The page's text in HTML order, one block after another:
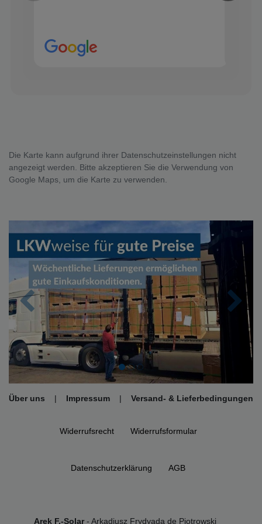
Die Karte kann aufgrund ihrer Datenschutzeinstellungen nicht
angezeigt werden. Bitte akzeptieren Sie die Verwendung von
Google Maps, um die Karte zu verwenden.
Zurück
Über uns | Impressum | Versand- & Lieferbedingungen
Widerrufs­recht Widerrufs­formular
Daten­schutz­erklärung AGB
Arek F.-Solar- Arkadiusz Frydyada de Piotrowski